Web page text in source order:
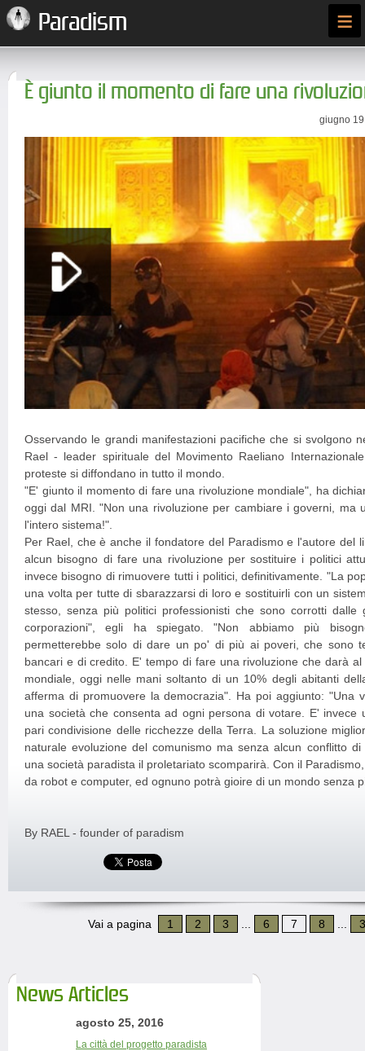
Paradism ≡
È giunto il momento di fare una
giugno
Osservando le grandi manifestazioni pacifiche che si svolgono
Rael - leader spirituale del Movimento Raeliano
proteste si diffondano in tutto il mondo.
"E' giunto il momento di fare una rivoluzione mondiale", ha
oggi dal MRI. "Non una rivoluzione per cambiare i governi, ma
l'intero sistema!".
Per Rael, che è anche il fondatore del Paradismo e l'autore del
alcun bisogno di fare una rivoluzione per sostituire i politici
invece bisogno di rimuovere tutti i politici, definitivamente. "La
una volta per tutte di sbarazzarsi di loro e sostituirli con un
stesso, senza più politici professionisti che sono corrotti dalle
corporazioni", egli ha spiegato. "Non abbiamo più
permetterebbe solo di dare un po' di più ai poveri, che sono
bancari e di credito. E' tempo di fare una rivoluzione che darà al
mondiale, oggi nelle mani soltanto di un 10% degli abitanti
afferma di promuovere la democrazia". Ha poi aggiunto: "Una
una società che consenta ad ogni persona di votare. E' invece
pari condivisione delle ricchezze della Terra. La soluzione
naturale evoluzione del comunismo ma senza alcun conflitto
una società paradista il proletariato scomparirà. Con il
da robot e computer, ed ognuno potrà gioire di un mondo senza
By RAEL - founder of paradism
Vai a pagina 1 2 3 6 7 8
News Articles
agosto 25, 2016
La città del progetto paradista